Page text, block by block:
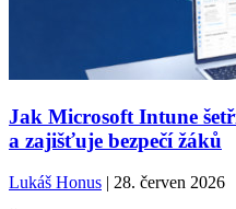
Jak Microsoft Intune
a zajišťuje bezpečí žáků
Lukáš Honus| 28. červen 2026